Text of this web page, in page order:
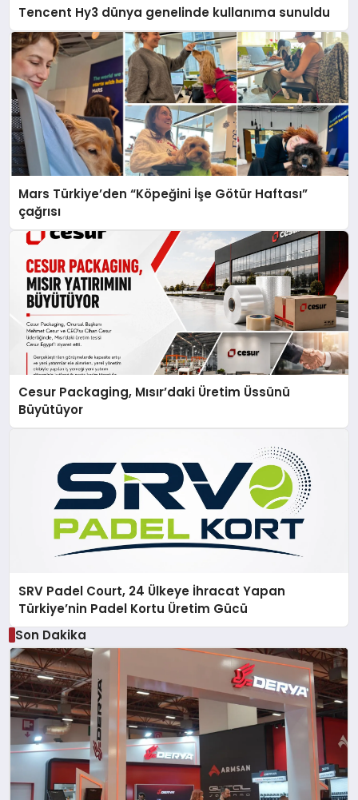
Tencent Hy3 dünya genelinde kullanıma sunuldu
Mars Türkiye’den “Köpeğini İşe Götür Haftası”
çağrısı
Cesur Packaging, Mısır’daki Üretim Üssünü
Büyütüyor
SRV Padel Court, 24 Ülkeye İhracat Yapan
Türkiye’nin Padel Kortu Üretim Gücü
Son Dakika